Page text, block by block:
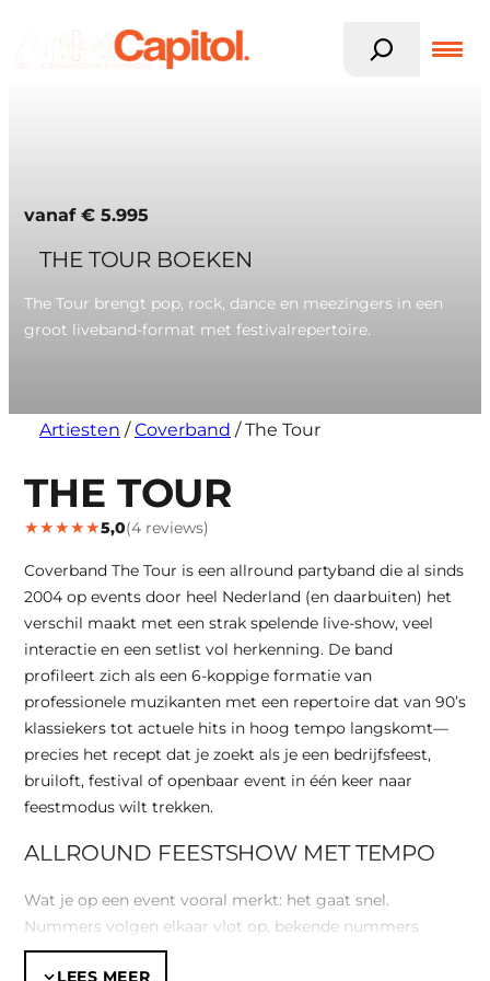
vanaf € 5.995
THE TOUR BOEKEN
The Tour brengt pop, rock, dance en meezingers in een
groot liveband-format met festivalrepertoire.
Artiesten /Coverband /The Tour
THE TOUR
★★★★★5,0(4 reviews)
Coverband The Tour is een allround partyband die al sinds
2004 op events door heel Nederland (en daarbuiten) het
verschil maakt met een strak spelende live-show, veel
interactie en een setlist vol herkenning. De band
profileert zich als een 6-koppige formatie van
professionele muzikanten met een repertoire dat van 90’s
klassiekers tot actuele hits in hoog tempo langskomt—
precies het recept dat je zoekt als je een bedrijfsfeest,
bruiloft, festival of openbaar event in één keer naar
feestmodus wilt trekken.
ALLROUND FEESTSHOW MET TEMPO
Wat je op een event vooral merkt: het gaat snel.
Nummers volgen elkaar vlot op, bekende nummers
worden slim afgewisseld met dansvloertracks en de band
LEES MEER